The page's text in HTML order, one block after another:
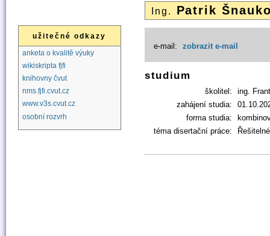
Ing. Patrik
e-mail: zobrazit e-mail
studium
školitel:
ing.
zahájení studia:
forma studia:
téma disertační práce:
užitečné odkazy
anketa o kvalitě výuky
wikiskripta fjfi
knihovny čvut
nms.fjfi.cvut.cz
www.v3s.cvut.cz
osobní rozvrh